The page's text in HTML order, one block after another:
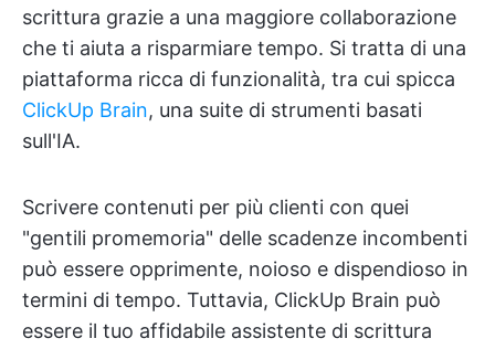
scrittura grazie a una maggiore collaborazione
che ti aiuta a risparmiare tempo. Si tratta di una
piattaforma ricca di funzionalità, tra cui spicca
ClickUp Brain, una suite di strumenti basati
sull'IA.
Scrivere contenuti per più clienti con quei
"gentili promemoria" delle scadenze incombenti
può essere opprimente, noioso e dispendioso in
termini di tempo. Tuttavia, ClickUp Brain può
essere il tuo affidabile assistente di scrittura